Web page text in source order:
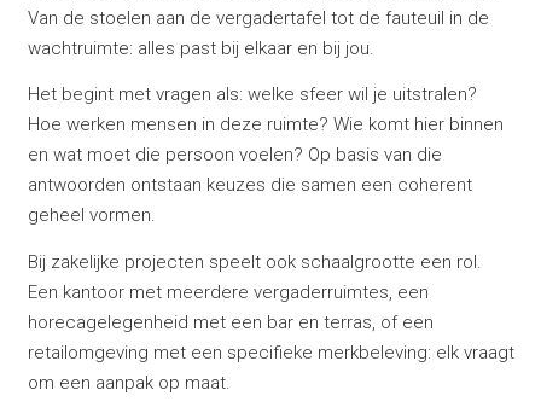
Van de stoelen aan de vergadertafel tot de fauteuil in de
wachtruimte: alles past bij elkaar en bij jou.
Het begint met vragen als: welke sfeer wil je uitstralen?
Hoe werken mensen in deze ruimte? Wie komt hier binnen
en wat moet die persoon voelen? Op basis van die
antwoorden ontstaan keuzes die samen een coherent
geheel vormen.
Bij zakelijke projecten speelt ook schaalgrootte een rol.
Een kantoor met meerdere vergaderruimtes, een
horecagelegenheid met een bar en terras, of een
retailomgeving met een specifieke merkbeleving: elk vraagt
om een aanpak op maat.